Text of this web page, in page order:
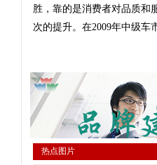
胜，靠的是消费者对品质和
次的提升。在2009年中级车
热点图片